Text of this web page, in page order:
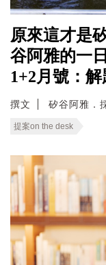
原來這才是
谷阿雅的一
1+2月號：
撰文 矽谷阿雅．
提案on the desk